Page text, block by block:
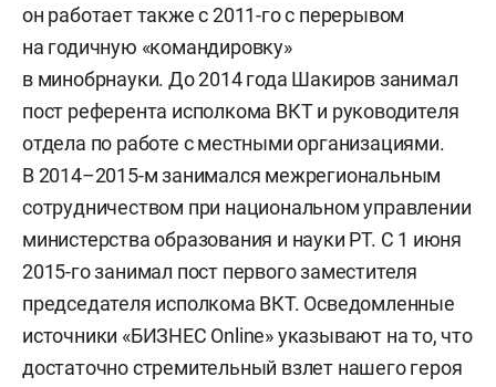
он работает также с 2011-го с перерывом
на годичную «командировку»
в минобрнауки. До 2014 года Шакиров занимал
пост референта исполкома ВКТ и руководителя
отдела по работе с местными организациями.
В 2014–2015-м занимался межрегиональным
сотрудничеством при национальном управлении
министерства образования и науки РТ. С 1 июня
2015-го занимал пост первого заместителя
председателя исполкома ВКТ. Осведомленные
источники «БИЗНЕС Online» указывают на то, что
достаточно стремительный взлет нашего героя